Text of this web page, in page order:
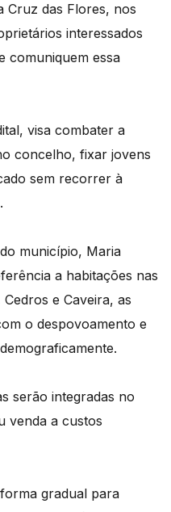
Cruz das Flores, nos
interessados
comuniquem essa
visa combater a
concelho, fixar jovens
sem recorrer à
município, Maria
a habitações nas
e Caveira, as
o despovoamento e
serão integradas no
venda a custos
gradual para